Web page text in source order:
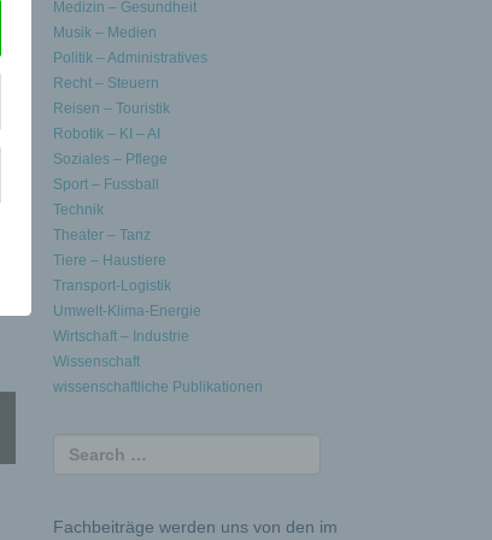
Medizin – Gesundheit
Musik – Medien
Politik – Administratives
Recht – Steuern
Reisen – Touristik
Robotik – KI – AI
Soziales – Pflege
Sport – Fussball
Technik
Theater – Tanz
Tiere – Haustiere
Transport-Logistik
Umwelt-Klima-Energie
Wirtschaft – Industrie
Wissenschaft
wissenschaftliche Publikationen
Fachbeiträge werden uns von den im